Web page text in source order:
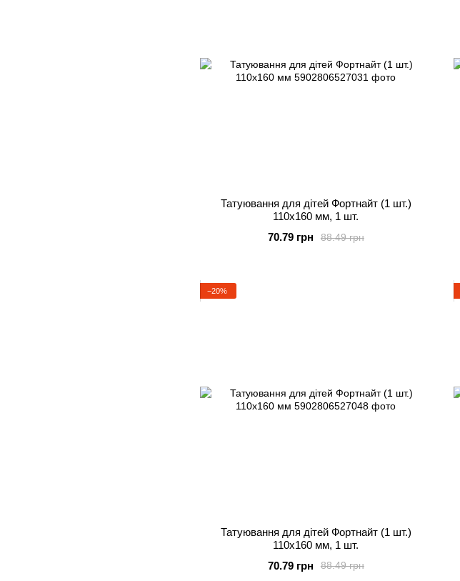
Татуювання для дітей Фортнайт (1 шт.)
110х160 мм, 1 шт.
88.49 грн
70.79 грн
−20%
Татуювання для дітей Фортнайт (1 шт.)
110х160 мм, 1 шт.
88.49 грн
70.79 грн